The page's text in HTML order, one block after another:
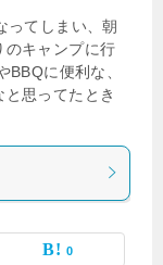
ってしまい、朝
のキャンプに行
に便利な、
思ってたとき
0